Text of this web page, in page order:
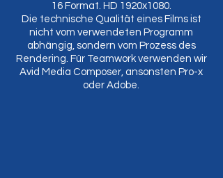
16 Format. HD 1920x1080.
Die technische Qualität eines Films ist
nicht vom verwendeten Programm
abhängig, sondern vom Prozess des
Rendering. Für Teamwork verwenden wir
Avid Media Composer, ansonsten Pro-x
oder Adobe.